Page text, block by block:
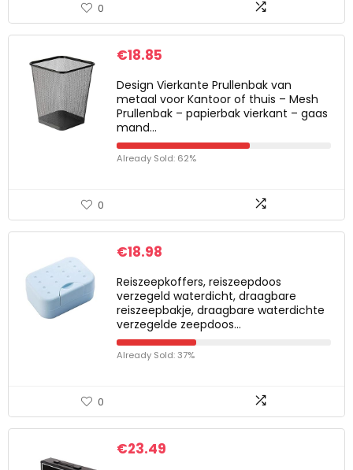
0
€18.85
Design Vierkante Prullenbak van
metaal voor Kantoor of thuis – Mesh
Prullenbak – papierbak vierkant – gaas
mand…
Already Sold: 62%
0
€18.98
Reiszeepkoffers, reiszeepdoos
verzegeld waterdicht, draagbare
reiszeepbakje, draagbare waterdichte
verzegelde zeepdoos…
Already Sold: 37%
0
€23.49